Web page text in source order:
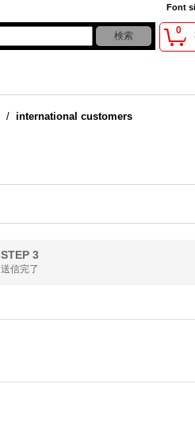
Font
0
/ international customers
STEP 3
送信完了